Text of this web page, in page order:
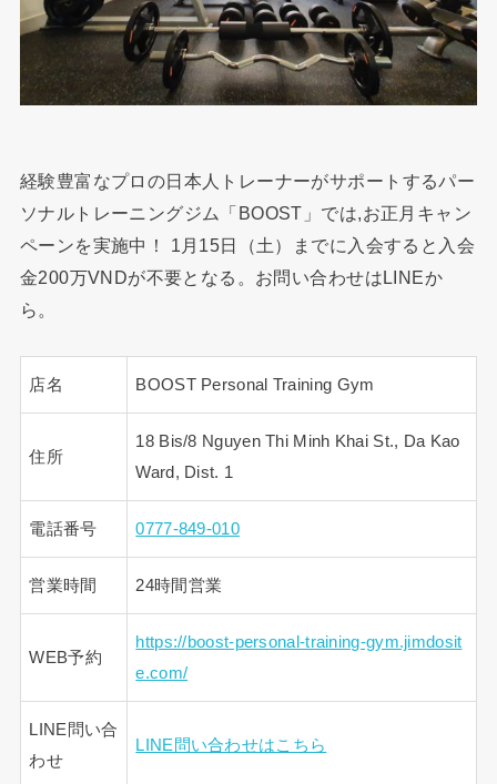
経験豊富なプロの日本人トレーナーがサポートするパー
ソナルトレーニングジム「BOOST」では,お正月キャン
ペーンを実施中！ 1月15日（土）までに入会すると入会
金200万VNDが不要となる。お問い合わせはLINEか
ら。
店名 BOOST Personal Training Gym
住所
18 Bis/8 Nguyen Thi Minh Khai St., Da Kao
Ward, Dist. 1
電話番号 0777-849-010
営業時間 24時間営業
WEB予約
https://boost-personal-training-gym.jimdosit
e.com/
LINE問い合
わせ
LINE問い合わせはこちら